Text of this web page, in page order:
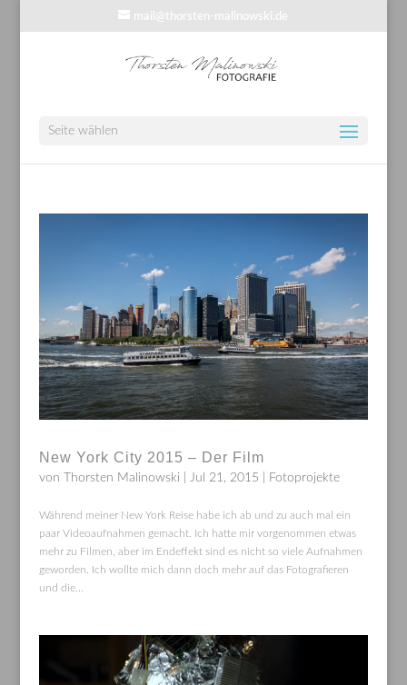
mail@thorsten-malinowski.de
Seite wählen
New York City 2015 – Der Film
von Thorsten Malinowski Jul 21, 2015 Fotoprojekte
Während meiner New York Reise habe ich ab und zu auch mal ein
paar Videoaufnahmen gemacht. Ich hatte mir vorgenommen etwas
mehr zu Filmen, aber im Endeffekt sind es nicht so viele Aufnahmen
geworden. Ich wollte mich dann doch mehr auf das Fotografieren
und die...